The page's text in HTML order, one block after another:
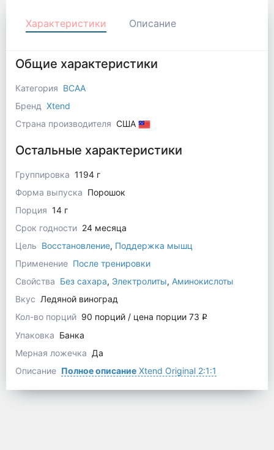
Характеристики Описание
Общие характеристики
Категория BCAA
Бренд Xtend
Страна производителя США
Остальные характеристики
Группировка 1194 г
Форма выпуска Порошок
Порция 14 г
Срок годности 24 месяца
Цель Восстановление, Поддержка мышц
Применение После тренировки
Свойства Без сахара, Электролиты, Аминокислоты
Вкус Ледяной виноград
Кол-во порций 90 порций / цена порции 73 q
Упаковка Банка
Мерная ложечка Да
Описание Полное описаниеXtend Original 2:1:1